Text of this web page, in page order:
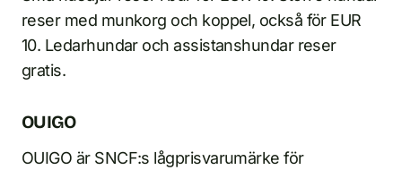
reser med munkorg och koppel, också för EUR
10. Ledarhundar och assistanshundar reser
gratis.
OUIGO
OUIGO är SNCF:s lågprisvarumärke för